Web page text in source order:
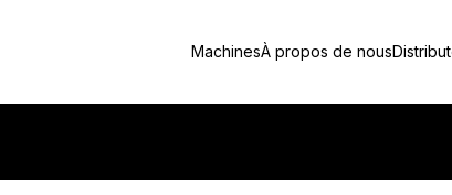
MachinesÀ propos de nous